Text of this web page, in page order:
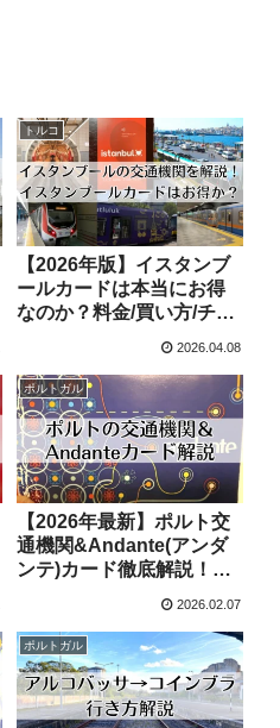
トルコ
【2026年版】イスタンブ
ールカードは本当にお得
なのか？料金/買い方/チャ
2026.04.08
ポルトガル
【2026年最新】ポルト交
通機関&Andante(アンダ
ンテ)カード徹底解説！ゾ
ーン制/買い方/チャージ方
2026.02.07
ポルトガル